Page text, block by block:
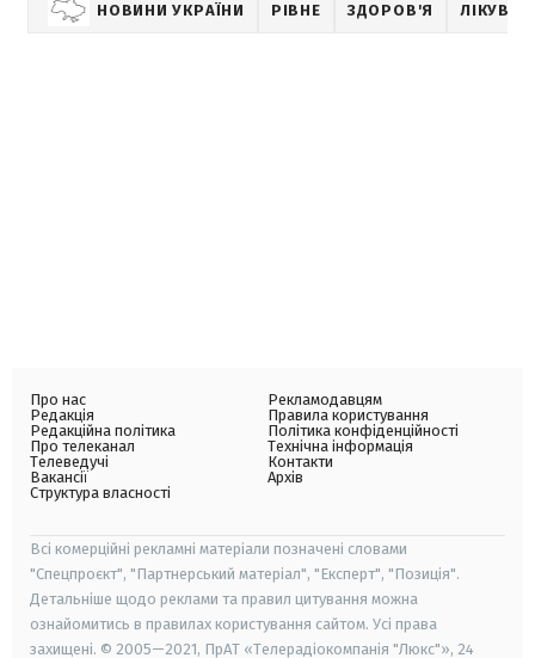
НОВИНИ УКРАЇНИ РІВНЕ ЗДОРОВ'Я
Про нас
Редакція
Редакційна політика
Про телеканал
Телеведучі
Вакансії
Структура власності
Рекламодавцям
Правила користування
Політика конфіденційності
Технічна інформація
Контакти
Архів
Всі комерційні рекламні матеріали позначені словами
"Спецпроєкт", "Партнерський матеріал", "Експерт", "Позиція".
Детальніше щодо реклами та правил цитування можна
ознайомитись в правилах користування сайтом. Усі права
захищені. © 2005—2021, ПрАТ «Телерадіокомпанія "Люкс"», 24